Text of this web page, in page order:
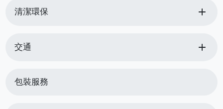
清潔環保 add
交通 add
包裝服務